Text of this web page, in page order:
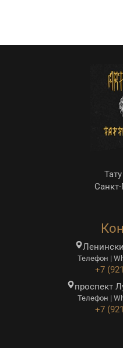
Санкт-
Телефон |
+7
проспект
Телефон |
+7